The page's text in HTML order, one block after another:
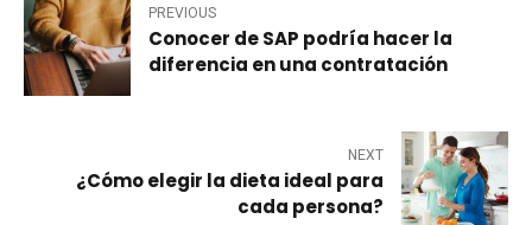
PREVIOUS
Conocer de SAP podría hacer la
diferencia en una contratación
NEXT
¿Cómo elegir la dieta ideal para
cada persona?